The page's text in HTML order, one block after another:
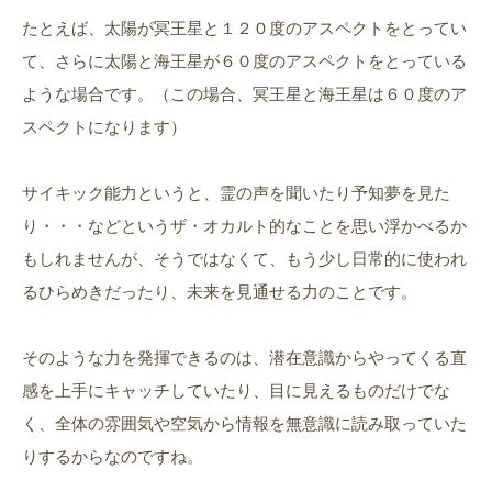
たとえば、太陽が冥王星と１２０度のアスペクトをとってい
て、さらに太陽と海王星が６０度のアスペクトをとっている
ような場合です。（この場合、冥王星と海王星は６０度のア
スペクトになります）
サイキック能力というと、霊の声を聞いたり予知夢を見た
り・・・などというザ・オカルト的なことを思い浮かべるか
もしれませんが、そうではなくて、もう少し日常的に使われ
るひらめきだったり、未来を見通せる力のことです。
そのような力を発揮できるのは、潜在意識からやってくる直
感を上手にキャッチしていたり、目に見えるものだけでな
く、全体の雰囲気や空気から情報を無意識に読み取っていた
りするからなのですね。